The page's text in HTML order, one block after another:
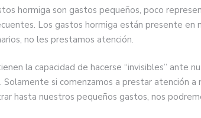
hormiga son gastos pequeños, poco
Los gastos hormiga están presente en
no les prestamos atención.
la capacidad de hacerse “invisibles” ante
si comenzamos a prestar atención
hasta nuestros pequeños gastos, nos